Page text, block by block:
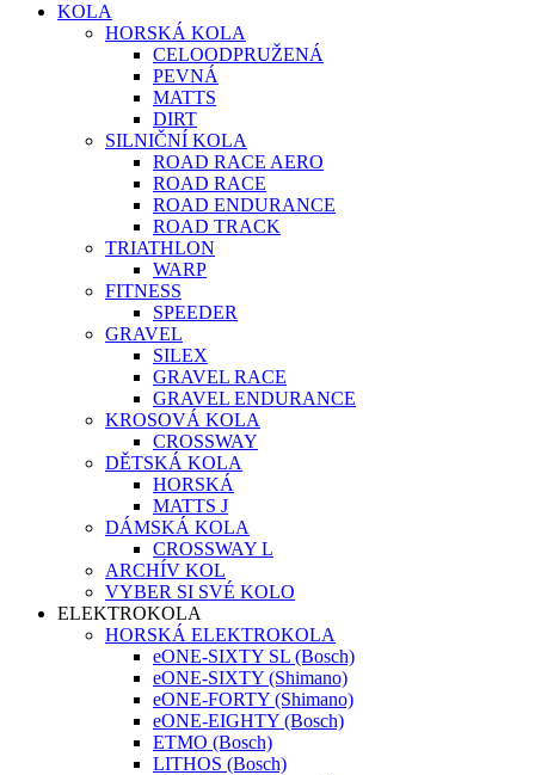
KOLA
HORSKÁ KOLA
CELOODPRUŽENÁ
PEVNÁ
MATTS
DIRT
SILNIČNÍ KOLA
ROAD RACE AERO
ROAD RACE
ROAD ENDURANCE
ROAD TRACK
TRIATHLON
WARP
FITNESS
SPEEDER
GRAVEL
SILEX
GRAVEL RACE
GRAVEL ENDURANCE
KROSOVÁ KOLA
CROSSWAY
DĚTSKÁ KOLA
HORSKÁ
MATTS J
DÁMSKÁ KOLA
CROSSWAY L
ARCHÍV KOL
VYBER SI SVÉ KOLO
ELEKTROKOLA
HORSKÁ ELEKTROKOLA
eONE-SIXTY SL (Bosch)
eONE-SIXTY (Shimano)
eONE-FORTY (Shimano)
eONE-EIGHTY (Bosch)
ETMO (Bosch)
LITHOS (Bosch)